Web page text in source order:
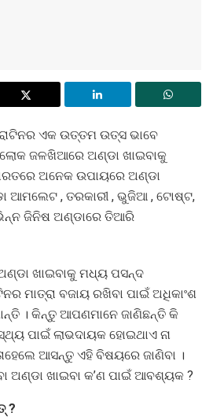
ଏକ ଉତ୍ତମ ଉତ୍ସ ଭାବେ
ଲୋକ ଜଳଖିଆରେ ଅଣ୍ଡା ଖାଇବାକୁ
ଅନେକ ଉପାୟରେ ଅଣ୍ଡା
ଆମଲେଟ , ତରକାରୀ , ଭୁଜିଆ , ଟୋଷ୍ଟ,
ଜିନିଷ ଅଣ୍ଡାରେ ତିଆରି
ଖାଇବାକୁ ମଧ୍ୟ ପସନ୍ଦ
ମାତ୍ରା ବଜାୟ ରଖିବା ପାଇଁ ଅଧିକାଂଶ
। କିନ୍ତୁ ଆପଣମାନେ ଜାଣିଛନ୍ତି କି
ପାଇଁ ଲାଭଦାୟକ ହୋଇଥାଏ ନା
ଆସନ୍ତୁ ଏହି ବିଷୟରେ ଜାଣିବା ।
ଅଣ୍ଡା ଖାଇବା କ’ଣ ପାଇଁ ଆବଶ୍ୟକ ?
?